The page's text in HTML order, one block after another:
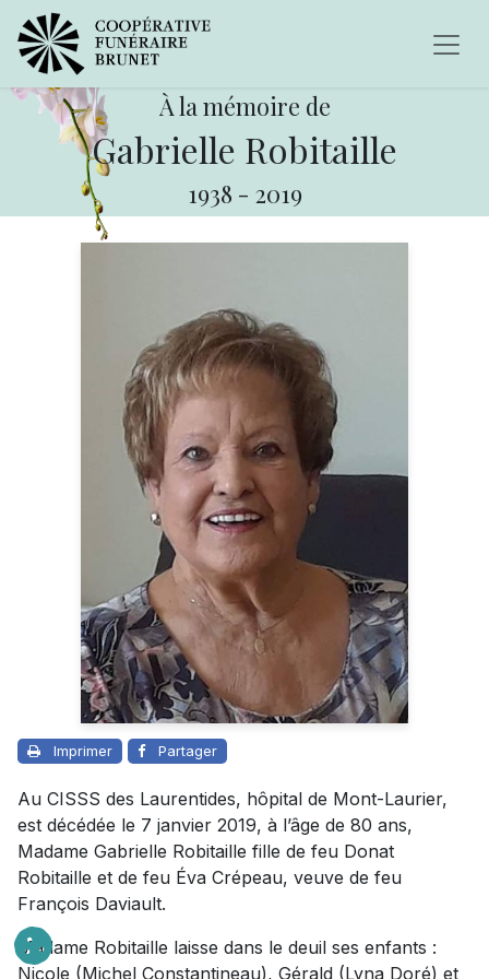
À la mémoire de
Gabrielle Robitaille
1938 - 2019
Imprimer Partager
Au CISSS des Laurentides, hôpital de Mont-Laurier,
est décédée le 7 janvier 2019, à l’âge de 80 ans,
Madame Gabrielle Robitaille fille de feu Donat
Robitaille et de feu Éva Crépeau, veuve de feu
François Daviault.
Madame Robitaille laisse dans le deuil ses enfants :
Nicole (Michel Constantineau), Gérald (Lyna Doré) et